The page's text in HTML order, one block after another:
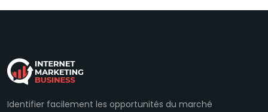
Identifier facilement les opportunités du marché